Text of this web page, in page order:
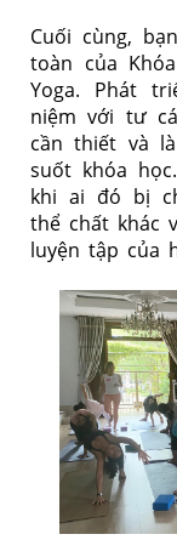
Cuối cùng,
toàn của
Yoga. Phát
niệm với tư
cần thiết và
suốt khóa
khi ai đó bị
thể chất khác
luyện tập của